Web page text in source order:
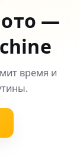
—
время и